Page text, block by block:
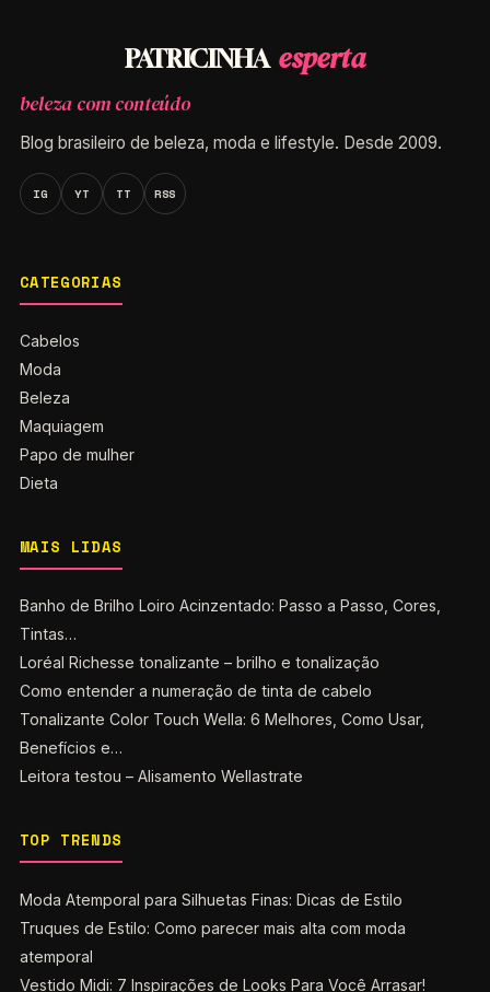
PATRICINHA esperta
beleza com conteúdo
Blog brasileiro de beleza, moda e lifestyle. Desde 2009.
IG YT TT RSS
CATEGORIAS
Cabelos
Moda
Beleza
Maquiagem
Papo de mulher
Dieta
MAIS LIDAS
Banho de Brilho Loiro Acinzentado: Passo a Passo, Cores,
Tintas…
Loréal Richesse tonalizante – brilho e tonalização
Como entender a numeração de tinta de cabelo
Tonalizante Color Touch Wella: 6 Melhores, Como Usar,
Benefícios e…
Leitora testou – Alisamento Wellastrate
TOP TRENDS
Moda Atemporal para Silhuetas Finas: Dicas de Estilo
Truques de Estilo: Como parecer mais alta com moda
atemporal
Vestido Midi: 7 Inspirações de Looks Para Você Arrasar!